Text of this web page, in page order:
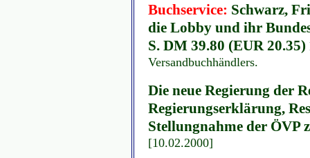
Buchservice: Schwarz,
die Lobby und ihr
S. DM 39.80 (EUR 20.35)
Versandbuchhändlers.
Die neue Regierung der
Regierungserklärung,
Stellungnahme der ÖVP
[10.02.2000]